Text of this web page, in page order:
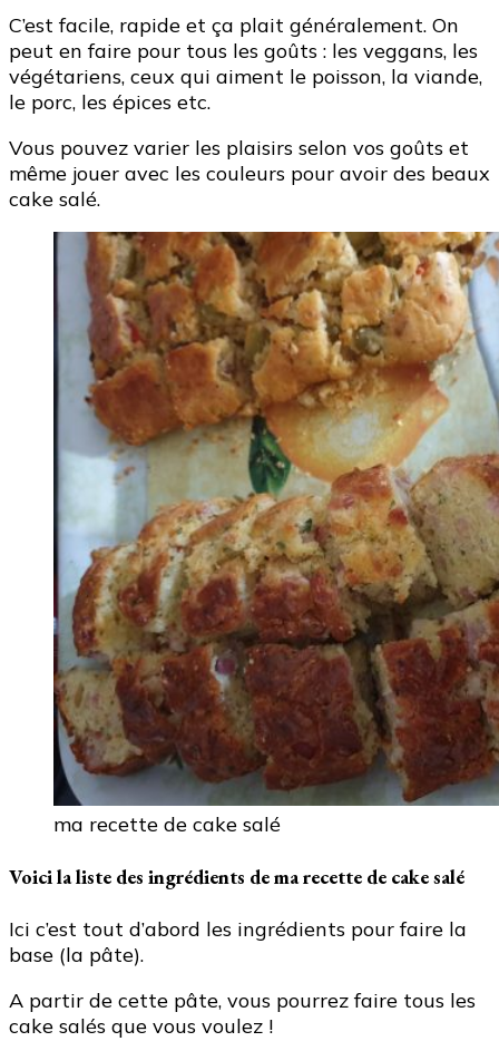
C’est facile, rapide et ça plait généralement. On
peut en faire pour tous les goûts : les veggans, les
végétariens, ceux qui aiment le poisson, la viande,
le porc, les épices etc.
Vous pouvez varier les plaisirs selon vos goûts et
même jouer avec les couleurs pour avoir des beaux
cake salé.
ma recette de cake salé
Voici la liste des ingrédients de ma recette de cake salé
Ici c’est tout d’abord les ingrédients pour faire la
base (la pâte).
A partir de cette pâte, vous pourrez faire tous les
cake salés que vous voulez !